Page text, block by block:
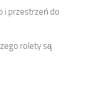
i przestrzeń do
rolety są